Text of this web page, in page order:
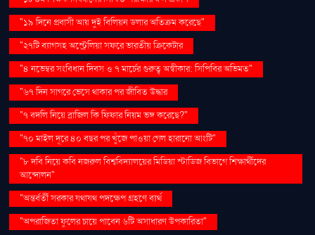
"১৯ দিনে প্রবাসী আয় দুই বিলিয়ন ডলার অতিক্রম করেছে"
"২৭টি ব্যাগসহ অস্ট্রেলিয়া সফরে ভারতীয় ক্রিকেটার
"৪ নভেম্বর সংবিধান দিবস ও ৭ মার্চের গুরুত্ব অস্বীকার: সিপিবির অভিমত"
"৬৭ দিন সাগরে ভেসে থাকার পর জীবিত উদ্ধার
"৭ বদলি নিয়ে ব্রাজিল কি ফিফার নিয়ম ভঙ্গ করেছে?"
"৭০ মাইল দূরে ৪০ বছর পর খুঁজে পাওয়া গেল হারানো আংটি"
"৮ দবি নিয়ে কবি নজরুল বিশ্ববিদ্যালয়ের মিডিয়া স্টাডিজ বিভাগে শিক্ষার্থীদের
আন্দোলন"
"অন্তর্বর্তী সরকার যথাযথ পদক্ষেপ গ্রহণে ব্যর্থ
"অপরাজিতা ফুলের চায়ে পাবেন ৬টি অসাধারণ উপকারিতা"